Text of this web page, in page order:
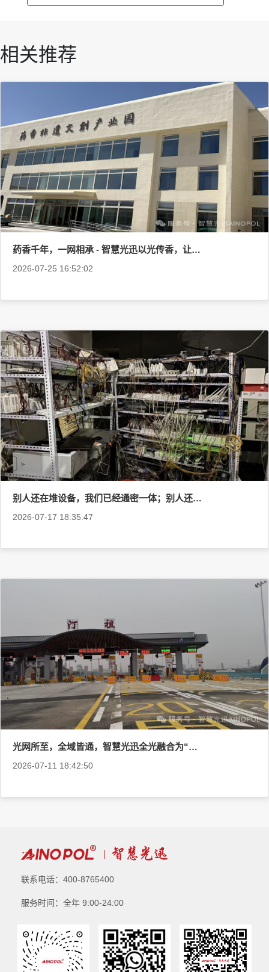
相关推荐
药香千年，一网相承 - 智慧光迅以光传香，让千年药香在数字时代“活”起来
2026-07-25 16:52:02
别人还在堆设备，我们已经通密一体；别人还在愁运维，我们已经全光融合——企业园区网络，换个活法。
2026-07-17 18:35:47
光网所至，全域皆通，智慧光迅全光融合为“楚天第一路”铸就数字新基建
2026-07-11 18:42:50
联系电话：400-8765400
服务时间：全年 9:00-24:00